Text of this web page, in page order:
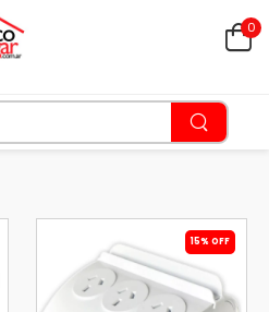
0
15% OFF